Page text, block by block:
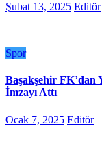
Şubat 13, 2025 Editör
Spor
Başakşehir FK’dan
İmzayı Attı
Ocak 7, 2025 Editör